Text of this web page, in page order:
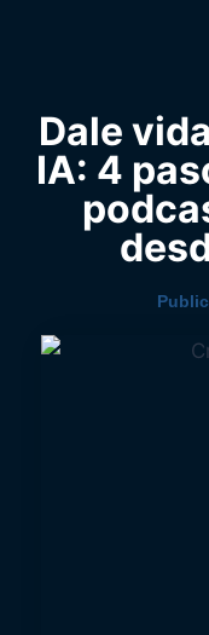
Dale
IA: 4